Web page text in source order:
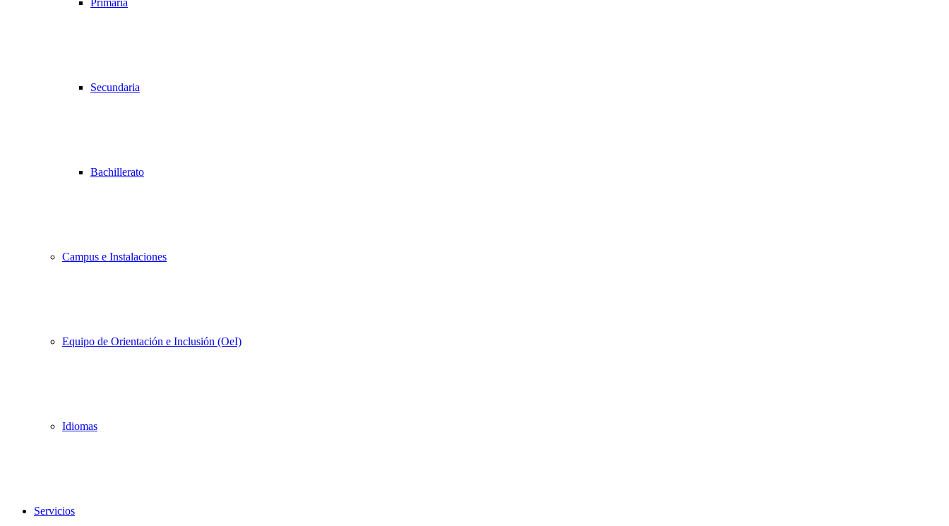
Primaria
Secundaria
Bachillerato
Campus e Instalaciones
Equipo de Orientación e Inclusión (OeI)
Idiomas
Servicios